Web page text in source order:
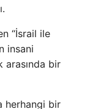
“İsrail ile
insani
arasında bir
herhangi bir